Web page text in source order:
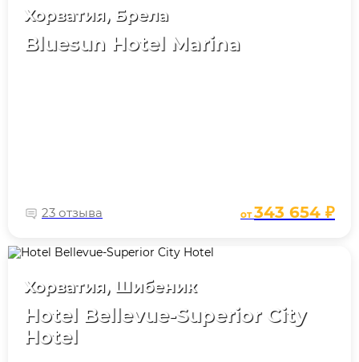
Хорватия, Брела
Bluesun Hotel Marina
23 отзыва от343 654 ₽
Хорватия, Шибеник
Hotel Bellevue-Superior City
Hotel